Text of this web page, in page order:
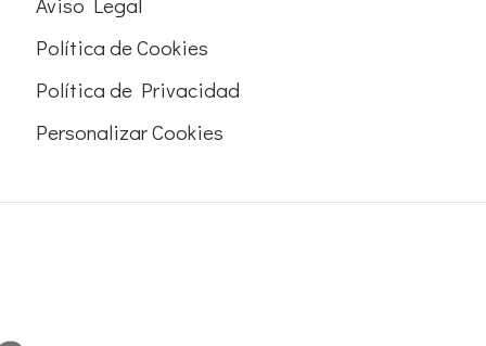
Política de Cookies
Política de Privacidad
Personalizar Cookies